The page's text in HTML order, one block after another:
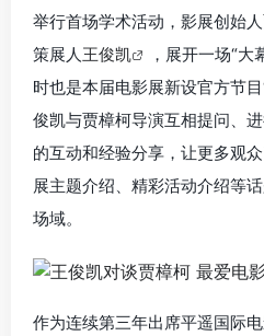
举行首场学术活动，影展创始人
策展人 王俊凯
，展开一场“
时也是本届电影展新设官方节目
俊凯与贾樟柯导演互相提问、
的互动和经验分享，让更多观
展主题介绍、精彩活动介绍等
场域。
作为连续第三年出席平遥国际